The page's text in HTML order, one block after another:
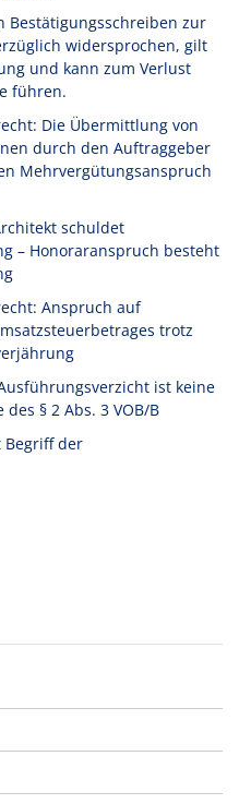
Bestätigungsschreiben zur
widersprochen, gilt
und kann zum Verlust
führen.
Die Übermittlung von
durch den Auftraggeber
Mehrvergütungsanspruch
schuldet
– Honoraranspruch besteht
Anspruch auf
trotz
ist keine
§ 2 Abs. 3 VOB/B
Begriff der